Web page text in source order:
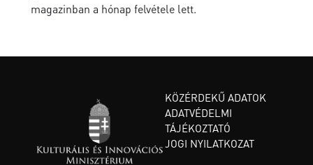
magazinban a hónap felvétele lett.
KÖZÉRDEKŰ ADATOK
ADATVÉDELMI
TÁJÉKOZTATÓ
JOGI NYILATKOZAT